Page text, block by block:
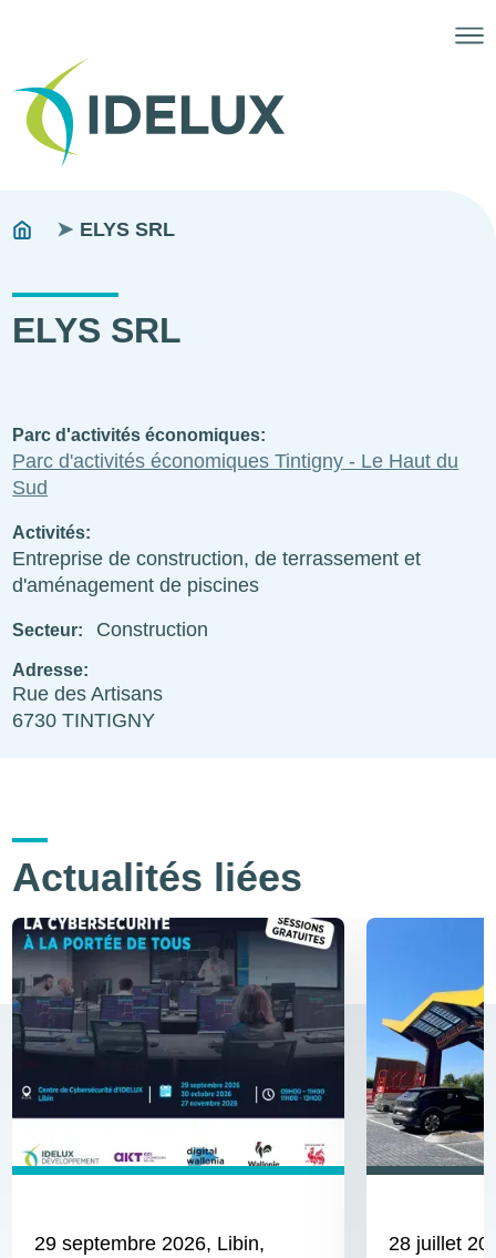
Fils
You
ELYS SRL
ELYS SRL
Parc d'activités économiques
Parc d'activités économiques Tintigny - Le Haut du
Sud
Activités
Entreprise de construction, de terrassement et
d'aménagement de piscines
Secteur Construction
Adresse
Rue des Artisans
6730 TINTIGNY
Actualités liées
29 septembre 2026, Libin,
28 juillet